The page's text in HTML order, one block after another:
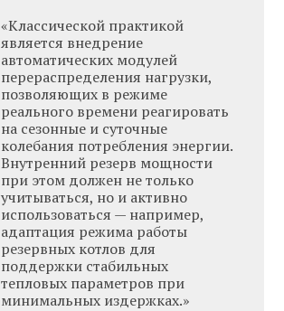
«Классической практикой
является внедрение
автоматических модулей
перераспределения нагрузки,
позволяющих в режиме
реального времени реагировать
на сезонные и суточные
колебания потребления энергии.
Внутренний резерв мощности
при этом должен не только
учитываться, но и активно
использоваться — например,
адаптация режима работы
резервных котлов для
поддержки стабильных
тепловых параметров при
минимальных издержках.»